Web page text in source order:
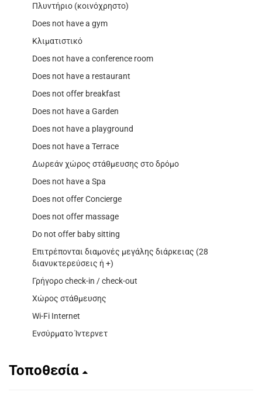
Πλυντήριο (κοινόχρηστο)
Does not have a gym
Κλιματιστικό
Does not have a conference room
Does not have a restaurant
Does not offer breakfast
Does not have a Garden
Does not have a playground
Does not have a Terrace
Δωρεάν χώρος στάθμευσης στο δρόμο
Does not have a Spa
Does not offer Concierge
Does not offer massage
Do not offer baby sitting
Επιτρέπονται διαμονές μεγάλης διάρκειας (28
διανυκτερεύσεις ή +)
Γρήγορο check-in / check-out
Χώρος στάθμευσης
Wi-Fi Internet
Ενσύρματο Ίντερνετ
Τοποθεσία